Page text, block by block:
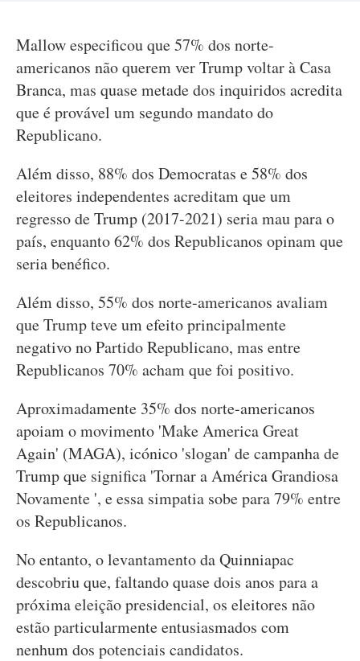
Mallow especificou que 57% dos norte-
americanos não querem ver Trump voltar à Casa
Branca, mas quase metade dos inquiridos acredita
que é provável um segundo mandato do
Republicano.
Além disso, 88% dos Democratas e 58% dos
eleitores independentes acreditam que um
regresso de Trump (2017-2021) seria mau para o
país, enquanto 62% dos Republicanos opinam que
seria benéfico.
Além disso, 55% dos norte-americanos avaliam
que Trump teve um efeito principalmente
negativo no Partido Republicano, mas entre
Republicanos 70% acham que foi positivo.
Aproximadamente 35% dos norte-americanos
apoiam o movimento 'Make America Great
Again' (MAGA), icónico 'slogan' de campanha de
Trump que significa 'Tornar a América Grandiosa
Novamente ', e essa simpatia sobe para 79% entre
os Republicanos.
No entanto, o levantamento da Quinniapac
descobriu que, faltando quase dois anos para a
próxima eleição presidencial, os eleitores não
estão particularmente entusiasmados com
nenhum dos potenciais candidatos.